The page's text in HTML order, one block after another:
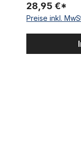
28,95 €*
Preise inkl.